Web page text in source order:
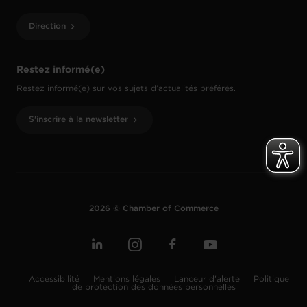
Restez informé(e)
Restez informé(e) sur vos sujets d’actualités préférés.
S'inscrire à la newsletter
Direction
2026 © Chamber of Commerce
Accessibilité Mentions légales Lanceur d'alerte
Politique
de protection des données personnelles